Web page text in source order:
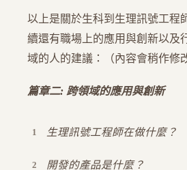
以上是關於生科到生理訊號工程
續還有職場上的應用與創新以及
域的人的建議：（內容會稍作修
篇章二: 跨領域的應用與創新
生理訊號工程師在做什麼？
開發的產品是什麼？